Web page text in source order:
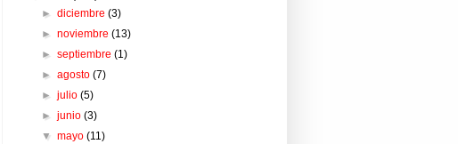
►diciembre(3)
►noviembre(13)
►septiembre(1)
►agosto(7)
►julio(5)
►junio(3)
▼mayo(11)